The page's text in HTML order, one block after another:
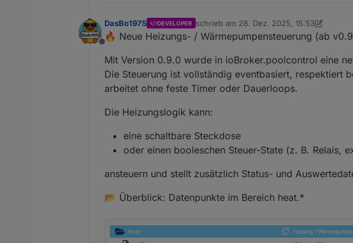
Offline
DasBo1975 DEVELOPER schrieb am 28. Dez. 2025, 15:53
zuletzt editiert von DasBo1975
🔥 Neue Heizungs- / Wärmepumpensteuerung (ab
Mit Version 0.9.0 wurde in ioBroker.poolcontrol eine
Die Steuerung ist vollständig eventbasiert, respektiert
arbeitet ohne feste Timer oder Dauerloops.
Die Heizungslogik kann:
eine schaltbare Steckdose
oder einen booleschen Steuer-State (z. B. Relais,
ansteuern und stellt zusätzlich Status- und
📂 Überblick: Datenpunkte im Bereich heat.*